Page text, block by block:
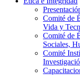
Comité de
Vida y
Comité de
Sociales,
Comité